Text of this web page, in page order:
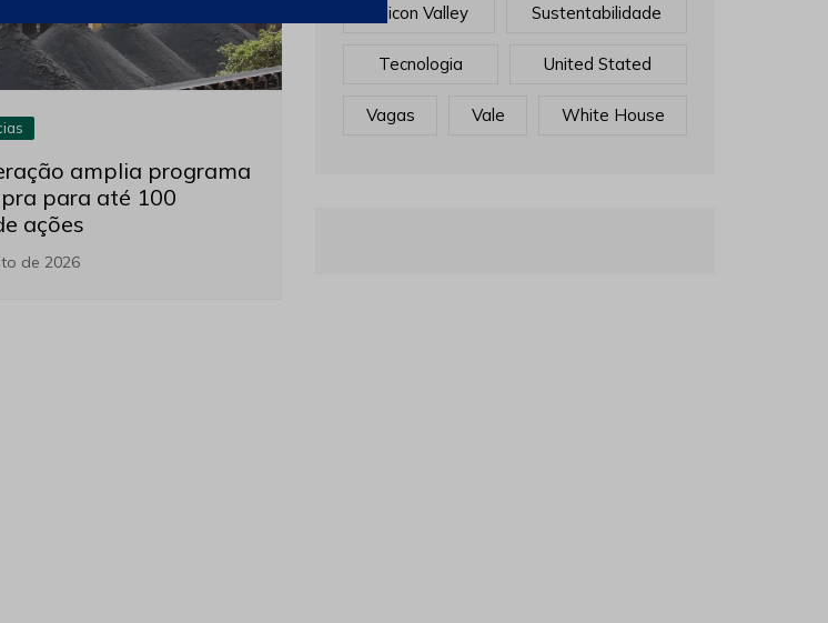
amplia programa
para até 100
ações
de 2026
Sillicon Valley Sustentabilidade
Tecnologia United Stated
Vagas Vale White House